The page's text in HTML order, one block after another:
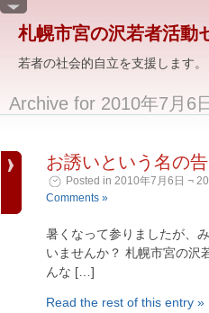
札幌市宮の沢若者活
若者の社会的自立を支援します。
Archive for 2010年7月6日
お誘いという名の
Posted in 2010年7月6日 ¬
Comments »
暑くなって参りましたが、
いませんか？ 札幌市宮の沢
んな […]
Read the rest of this entry »